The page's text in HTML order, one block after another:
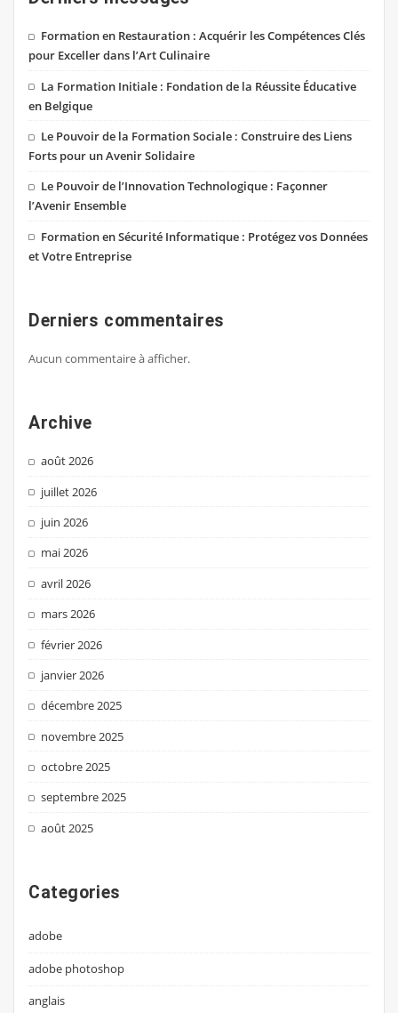
Formation en Restauration : Acquérir les Compétences Clés
pour Exceller dans l’Art Culinaire
La Formation Initiale : Fondation de la Réussite Éducative
en Belgique
Le Pouvoir de la Formation Sociale : Construire des Liens
Forts pour un Avenir Solidaire
Le Pouvoir de l’Innovation Technologique : Façonner
l’Avenir Ensemble
Formation en Sécurité Informatique : Protégez vos Données
et Votre Entreprise
Derniers commentaires
Aucun commentaire à afficher.
Archive
août 2026
juillet 2026
juin 2026
mai 2026
avril 2026
mars 2026
février 2026
janvier 2026
décembre 2025
novembre 2025
octobre 2025
septembre 2025
août 2025
Categories
adobe
adobe photoshop
anglais